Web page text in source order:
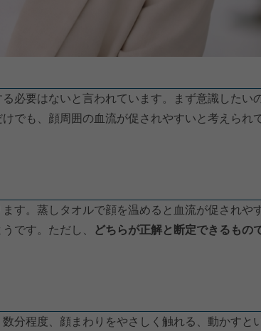
必要はないと言われています。まず意識したい
でも、顔周囲の血流が促されやすいと考えられ
す。蒸しタオルで顔を温めると血流が促されや
です。ただし、
どちらが正解と断定できるもの
分程度、顔まわりをやさしく触れる、動かすと